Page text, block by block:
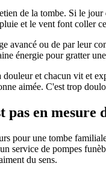
de la tombe. Si le
et le vent font coller
avancé ou de par leur
énergie pour gratter
douleur et chacun vit et
aimée. C'est trop
pas en mesure
pour une tombe
service de pompes
du sens.